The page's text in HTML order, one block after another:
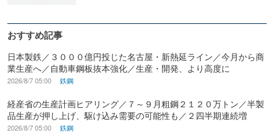
おすすめ記事
日本製鉄／３０００億円投じた名古屋・新熱延ライン／今月から商
業生産へ／自動車鋼板抜本強化／生産・開発、より高度に
2026/8/7 05:00 鉄鋼
経産省の生産計画ヒアリング／７～９月粗鋼２１２０万トン／半製
品生産が押し上げ、駆け込み需要の可能性も／２四半期連続増
2026/8/7 05:00 鉄鋼